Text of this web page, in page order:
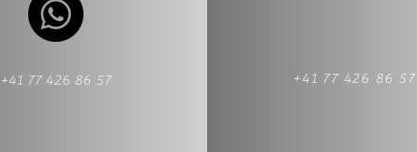
+41 77 426 86 57 +41 77 426 86 57